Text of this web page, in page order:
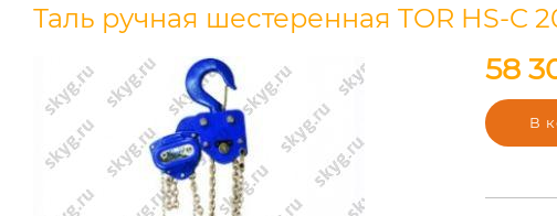
Таль ручная шестеренная TOR HS-C
58
В